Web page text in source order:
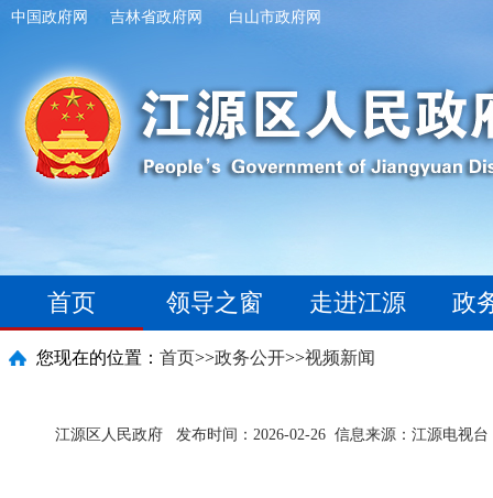
中国政府网 吉林省政府网 白山市政府网
首页 领导之窗 走进江源 政
您现在的位置： 首页>>政务公开>>视频新闻
江源区人民政府 发布时间：2026-02-26 信息来源：江源电视